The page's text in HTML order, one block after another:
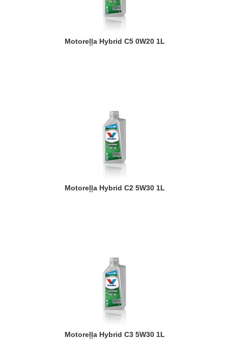
Motoreļļa Hybrid C5 0W20 1L
Motoreļļa Hybrid C2 5W30 1L
Motoreļļa Hybrid C3 5W30 1L